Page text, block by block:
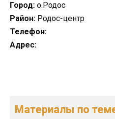
Город: о.Родос
Район: Родос-центр
Телефон:
Адрес:
Материалы по